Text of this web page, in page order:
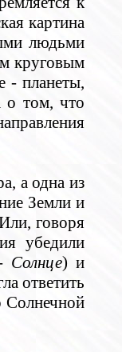
картина
людьми
круговым
- планеты,
о том, что
а одна из
Земли и
говоря
убедили
Солнце) и
ответить
Солнечной